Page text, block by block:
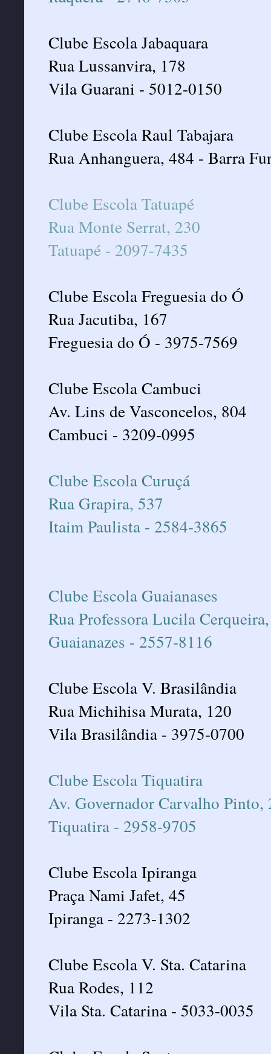
Clube Escola Jabaquara
Rua Lussanvira, 178
Vila Guarani - 5012-0150
Clube Escola Raul Tabajara
Rua Anhanguera, 484 - Barra
Clube Escola Tatuapé
Rua Monte Serrat, 230
Tatuapé - 2097-7435
Clube Escola Freguesia do Ó
Rua Jacutiba, 167
Freguesia do Ó - 3975-7569
Clube Escola Cambuci
Av. Lins de Vasconcelos, 804
Cambuci - 3209-0995
Clube Escola Curuçá
Rua Grapira, 537
Itaim Paulista - 2584-3865
Clube Escola Guaianases
Rua Professora Lucila
Guaianazes - 2557-8116
Clube Escola V. Brasilândia
Rua Michihisa Murata, 120
Vila Brasilândia - 3975-0700
Clube Escola Tiquatira
Av. Governador Carvalho Pinto,
Tiquatira - 2958-9705
Clube Escola Ipiranga
Praça Nami Jafet, 45
Ipiranga - 2273-1302
Clube Escola V. Sta. Catarina
Rua Rodes, 112
Vila Sta. Catarina - 5033-0035